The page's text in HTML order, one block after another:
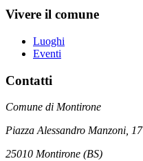
Vivere il comune
Luoghi
Eventi
Contatti
Comune di Montirone
Piazza Alessandro Manzoni, 17
25010 Montirone (BS)